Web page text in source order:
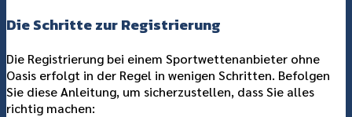
Die Schritte zur Registrierung
Die Registrierung bei einem Sportwettenanbieter ohne
Oasis erfolgt in der Regel in wenigen Schritten. Befolgen
Sie diese Anleitung, um sicherzustellen, dass Sie alles
richtig machen: